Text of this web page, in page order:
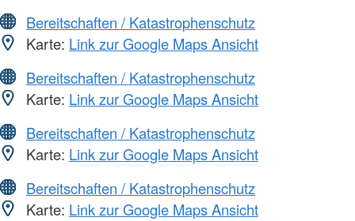
Bereitschaften / Katastrophenschutz
Karte: Link zur Google Maps Ansicht
Bereitschaften / Katastrophenschutz
Karte: Link zur Google Maps Ansicht
Bereitschaften / Katastrophenschutz
Karte: Link zur Google Maps Ansicht
Bereitschaften / Katastrophenschutz
Karte: Link zur Google Maps Ansicht